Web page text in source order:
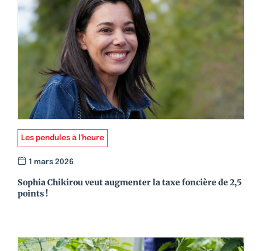
Les pendules à l'heure
1 mars 2026
Sophia Chikirou veut augmenter la taxe foncière de 2,5
points !